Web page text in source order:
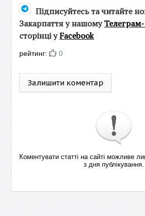
Підписуйтесь та читайте
Закарпаття у нашомуТелеграм-
сторінці уFacebook
рейтинг: 0
Залишити коментар
Коментувати статті на сайті можливе
з дня публікування.